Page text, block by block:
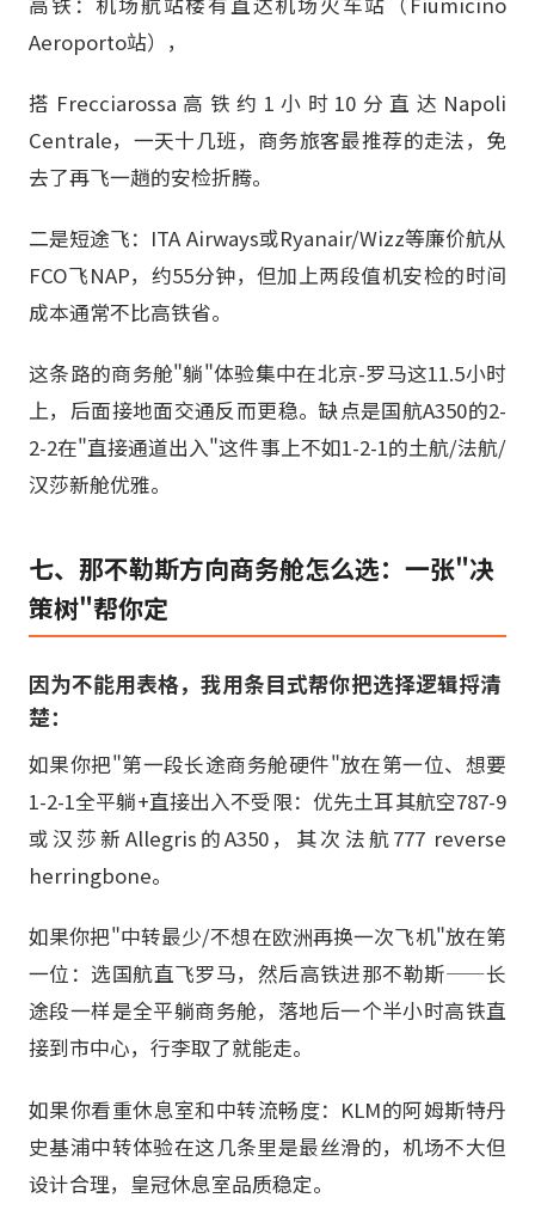
Aeroporto站），
搭Frecciarossa高铁约1小时10分直达Napoli
Centrale，一天十几班，商务旅客最推荐的走法，免
去了再飞一趟的安检折腾。
二是短途飞：ITA Airways或Ryanair/Wizz等廉价航从
FCO飞NAP，约55分钟，但加上两段值机安检的时间
成本通常不比高铁省。
这条路的商务舱"躺"体验集中在北京-罗马这11.5小时
上，后面接地面交通反而更稳。缺点是国航A350的2-
2-2在"直接通道出入"这件事上不如1-2-1的土航/法航/
汉莎新舱优雅。
七、那不勒斯方向商务舱怎么选：一张"决
策树"帮你定
因为不能用表格，我用条目式帮你把选择逻辑捋清
楚：
如果你把"第一段长途商务舱硬件"放在第一位、想要
1-2-1全平躺+直接出入不受限：优先土耳其航空787-9
或汉莎新Allegris的A350，其次法航777 reverse
herringbone。
如果你把"中转最少/不想在欧洲再换一次飞机"放在第
一位：选国航直飞罗马，然后高铁进那不勒斯——长
途段一样是全平躺商务舱，落地后一个半小时高铁直
接到市中心，行李取了就能走。
如果你看重休息室和中转流畅度：KLM的阿姆斯特丹
史基浦中转体验在这几条里是最丝滑的，机场不大但
设计合理，皇冠休息室品质稳定。